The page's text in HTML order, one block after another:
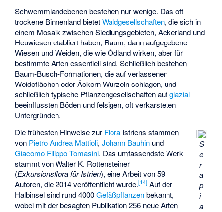
Schwemmlandebenen bestehen nur wenige. Das oft
trockene Binnenland bietetWaldgesellschaften, die sich in
einem Mosaik zwischen Siedlungsgebieten, Ackerland und
Heuwiesen etabliert haben, Raum, dann aufgegebene
Wiesen und Weiden, die wie Ödland wirken, aber für
bestimmte Arten essentiell sind. Schließlich bestehen
Baum-Busch-Formationen, die auf verlassenen
Weideflächen oder Äckern Wurzeln schlagen, und
schließlich typische Pflanzengesellschaften aufglazial
beeinflussten Böden und felsigen, oft verkarsteten
Untergründen.
S
e
r
a
p
i
a
Die frühesten Hinweise zur Flora Istriens stammen
von Pietro Andrea Mattioli,Johann Bauhin und
Giacomo Filippo Tomasini. Das umfassendste Werk
stammt von Walter K. Rottensteiner
(Exkursionsflora für Istrien), eine Arbeit von 59
Autoren, die 2014 veröffentlicht wurde.[14] Auf der
Halbinsel sind rund 4000Gefäßpflanzenbekannt,
wobei mit der besagten Publikation 256 neue Arten